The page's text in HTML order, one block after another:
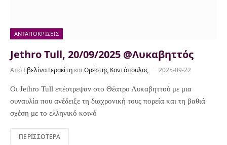
ΑΝΤΑΠΟΚΡΊΣΕΙΣ
Jethro Tull, 20/09/2025 @Λυκαβηττός
Από Εβελίνα Γερακίτη καιΟρέστης Κοντόπουλος 2025-09-22
Οι Jethro Tull επέστρεψαν στο Θέατρο Λυκαβηττού με μια
συναυλία που ανέδειξε τη διαχρονική τους πορεία και τη βαθιά
σχέση με το ελληνικό κοινό
ΠΕΡΙΣΣΌΤΕΡΑ